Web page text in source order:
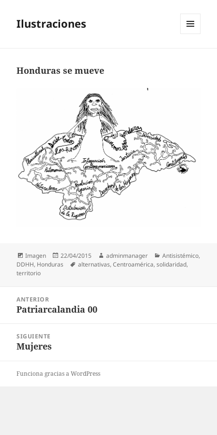
Ilustraciones
Honduras se mueve
Formato
Imagen
Publicado
el
22/04/2015 Autor
adminmanager Categorías
Antisistémico,
DDHH, Honduras Etiquetas
alternativas,Centroamérica,solidaridad,
territorio
entradas
ANTERIOR
Entrada
Patriarcalandia 00
SIGUIENTE
Entrada
Mujeres
Funciona gracias a WordPress